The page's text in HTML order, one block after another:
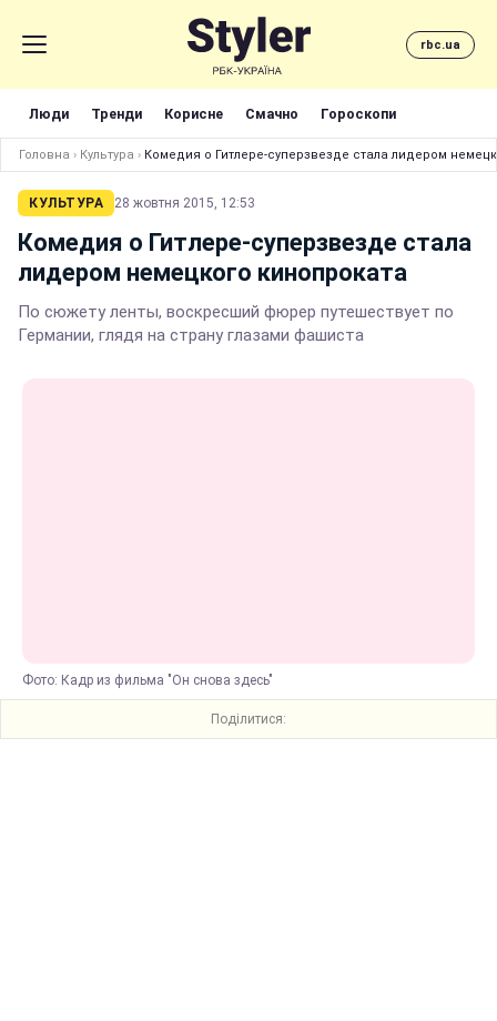
rbc.ua
Люди Тренди Корисне Смачно Гороскопи
Головна › Культура › Комедия о Гитлере-суперзвезде стала лидером
КУЛЬТУРА 28 жовтня 2015, 12:53
Комедия о Гитлере-суперзвезде стала
лидером немецкого кинопроката
По сюжету ленты, воскресший фюрер путешествует по
Германии, глядя на страну глазами фашиста
Фото: Кадр из фильма "Он снова здесь"
Поділитися: